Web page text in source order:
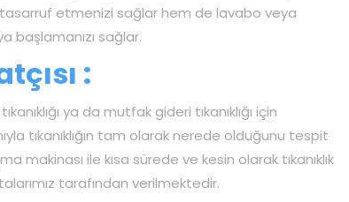
etmenizi sağlar hem de lavabo veya
başlamanızı sağlar.
:
ya da mutfak gideri tıkanıklığı için
tıkanıklığın tam olarak nerede olduğunu tespit
makinası ile kısa sürede ve kesin olarak tıkanıklık
tarafından verilmektedir.